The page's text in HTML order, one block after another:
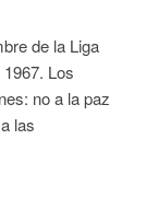
de la Liga
Los
no a la paz
las